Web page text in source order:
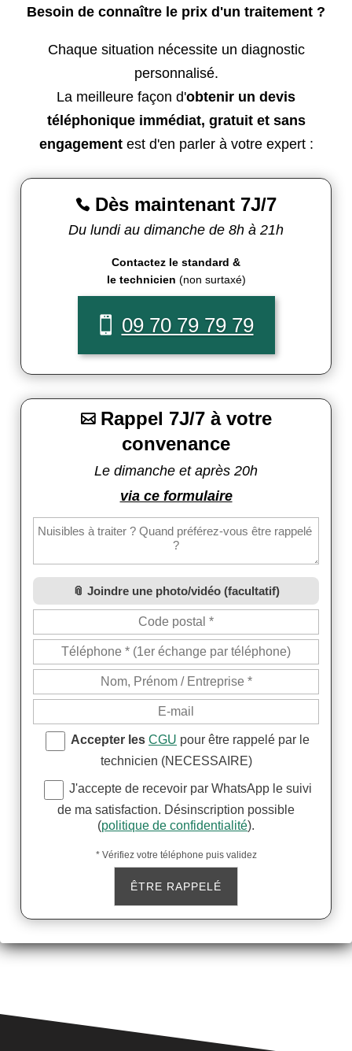
Besoin de connaître le prix d'un traitement ?
Chaque situation nécessite un diagnostic
personnalisé.
La meilleure façon d'obtenir un devis
téléphonique immédiat, gratuit et sans
engagementest d'en parler à votre expert :
 Dès maintenant 7J/7
Du lundi au dimanche de 8h à 21h
Contactez le standard &
le technicien (non surtaxé)
09 70 79 79 79
Rappel 7J/7 à votre
convenance
Le dimanche et après 20h
via ce formulaire
Joindre une photo/vidéo (facultatif)
Accepter les CGU pour être rappelé par le
technicien (NECESSAIRE)
J'accepte de recevoir par WhatsApp le suivi
de ma satisfaction. Désinscription possible
(politique de confidentialité).
* Vérifiez votre téléphone puis validez